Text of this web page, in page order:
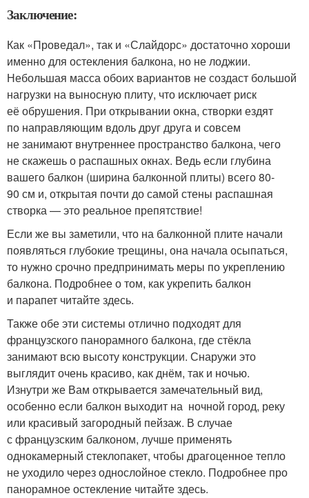
Заключение:
Как «Проведал», так и «Слайдорс» достаточно хороши
именно для остекления балкона, но не лоджии.
Небольшая масса обоих вариантов не создаст большой
нагрузки на выносную плиту, что исключает риск
её обрушения. При открывании окна, створки ездят
по направляющим вдоль друг друга и совсем
не занимают внутреннее пространство балкона, чего
не скажешь о распашных окнах. Ведь если глубина
вашего балкон (ширина балконной плиты) всего 80-
90 см и, открытая почти до самой стены распашная
створка — это реальное препятствие!
Если же вы заметили, что на балконной плите начали
появляться глубокие трещины, она начала осыпаться,
то нужно срочно предпринимать меры по укреплению
балкона. Подробнее о том, как укрепить балкон
и парапет читайте здесь.
Также обе эти системы отлично подходят для
французского панорамного балкона, где стёкла
занимают всю высоту конструкции. Снаружи это
выглядит очень красиво, как днём, так и ночью.
Изнутри же Вам открывается замечательный вид,
особенно если балкон выходит на ночной город, реку
или красивый загородный пейзаж. В случае
с французским балконом, лучше применять
однокамерный стеклопакет, чтобы драгоценное тепло
не уходило через однослойное стекло. Подробнее про
панорамное остекление читайте здесь.